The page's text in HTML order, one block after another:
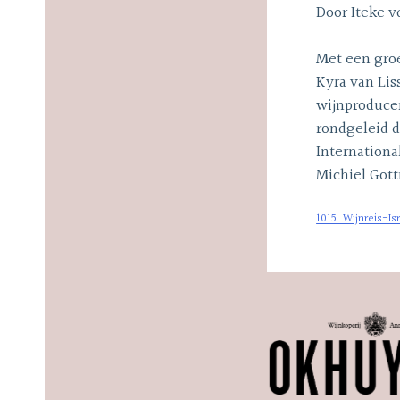
Door Iteke
Met een
Kyra van
rondgeleid
Michiel
1015_Wijnreis-